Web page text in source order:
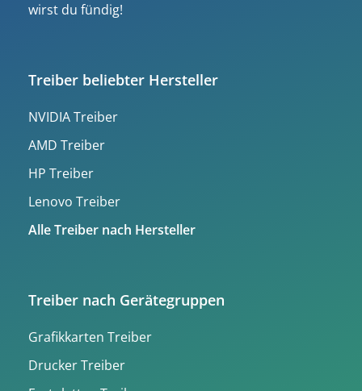
wirst du fündig!
Treiber beliebter Hersteller
NVIDIA Treiber
AMD Treiber
HP Treiber
Lenovo Treiber
Alle Treiber nach Hersteller
Treiber nach Gerätegruppen
Grafikkarten Treiber
Drucker Treiber